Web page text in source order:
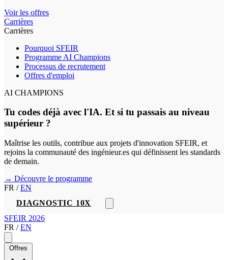
Voir les offres
Carrières
Carrières
Pourquoi SFEIR
Programme AI Champions
Processus de recrutement
Offres d'emploi
AI CHAMPIONS
Tu codes déjà avec l'IA. Et si tu passais au niveau
supérieur ?
Maîtrise les outils, contribue aux projets d'innovation SFEIR, et
rejoins la communauté des ingénieur.es qui définissent les standards
de demain.
→ Découvre le programme
FR / EN
DIAGNOSTIC 10X
SFEIR 2026
FR / EN
Offres